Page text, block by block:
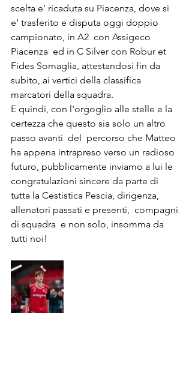
scelta e' ricaduta su Piacenza, dove si
e' trasferito e disputa oggi doppio
campionato, in A2  con Assigeco
Piacenza  ed in C Silver con Robur et
Fides Somaglia, attestandosi fin da
subito, ai vertici della classifica
marcatori della squadra.
E quindi, con l'orgoglio alle stelle e la
certezza che questo sia solo un altro
passo avanti  del  percorso che Matteo
ha appena intrapreso verso un radioso
futuro, pubblicamente inviamo a lui le
congratulazioni sincere da parte di
tutta la Cestistica Pescia, dirigenza,
allenatori passati e presenti,  compagni
di squadra  e non solo, insomma da
tutti noi!